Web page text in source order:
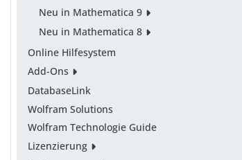
Neu in Mathematica 9
Neu in Mathematica 8
Online Hilfesystem
Add-Ons
DatabaseLink
Wolfram Solutions
Wolfram Technologie Guide
Lizenzierung